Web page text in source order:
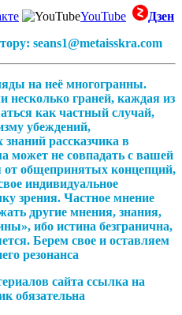
YouTube
Дзен
seans1@metaisskra.com
на неё многогранны.
несколько граней, каждая из
как частный случай,
убеждений,
рассказчика в
может не совпадать с вашей
от общепринятых концепций,
индивидуальное
зрения. Частное мнение
другие мнения, знания,
ибо истина безгранична,
Берем свое и оставляем
резонанса
сайта ссылка на
обязательна